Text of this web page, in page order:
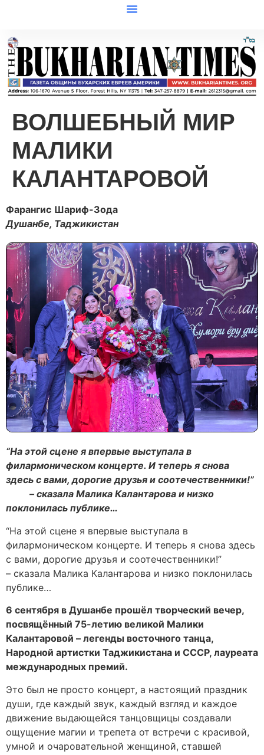
ВОЛШЕБНЫЙ МИР
МАЛИКИ
КАЛАНТАРОВОЙ
Фарангис Шариф-Зода
Душанбе, Таджикистан
“На этой сцене я впервые выступала в
филармоническом концерте. И теперь я снова
здесь с вами, дорогие друзья и соотечественники!”
– сказала Малика Калантарова и низко
поклонилась публике…
“На этой сцене я впервые выступала в
филармоническом концерте. И теперь я снова здесь
с вами, дорогие друзья и соотечественники!”
– сказала Малика Калантарова и низко поклонилась
публике…
6 сентября в Душанбе прошёл творческий вечер,
посвящённый 75-летию великой Малики
Калантаровой – легенды восточного танца,
Народной артистки Таджикистана и СССР, лауреата
международных премий.
Это был не просто концерт, а настоящий праздник
души, где каждый звук, каждый взгляд и каждое
движение выдающейся танцовщицы создавали
ощущение магии и трепета от встречи с красивой,
умной и очаровательной женщиной, ставшей